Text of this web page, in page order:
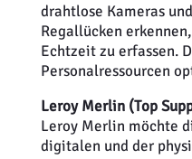
drahtlose Kameras
Regallücken
Echtzeit zu erfassen.
Personalressourcen
Leroy Merlin (Top
Leroy Merlin möchte
digitalen und der